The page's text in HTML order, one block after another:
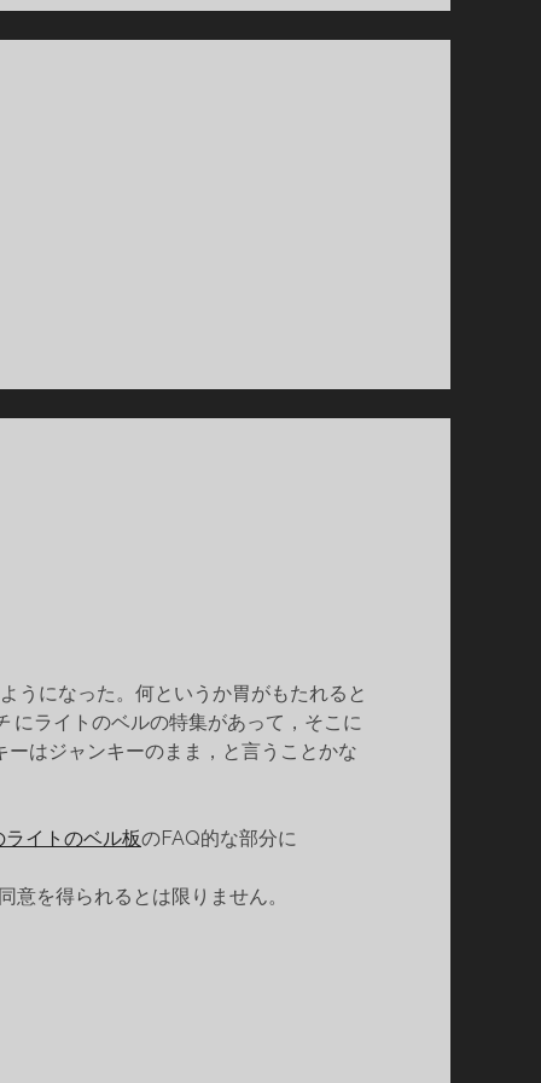
うになった。何というか胃がもたれると
にライトのベルの特集があって，そこに
はジャンキーのまま，と言うことかな
イトのベル板のFAQ的な部分に
を得られるとは限りません。